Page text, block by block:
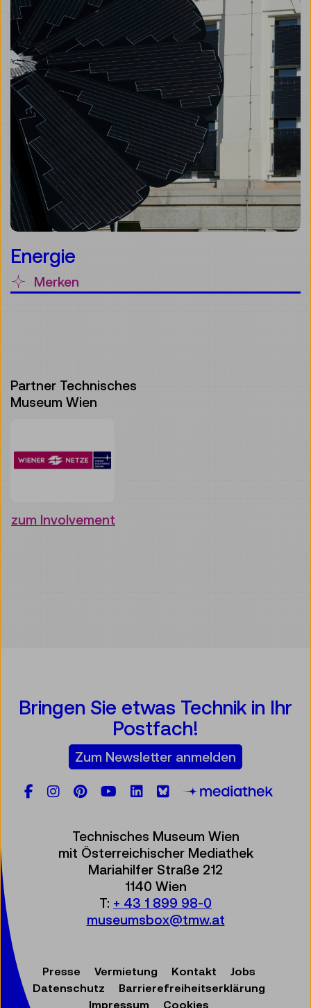
Energie
Merken
Partner Technisches
Museum Wien
zum Involvement
Bringen Sie etwas Technik in Ihr
Postfach!
Zum Newsletter anmelden
Facebook
Instagram
Pinterest
YouTube
LinkedIn
Bluesky
Technisches Museum Wien
mit Österreichischer Mediathek
Mariahilfer Straße 212
1140 Wien
T: + 43 1 899 98-0
museumsbox@tmw.at
Presse Vermietung Kontakt
Jobs
Datenschutz
Barrierefreiheitserklärung
Impressum
Cookies